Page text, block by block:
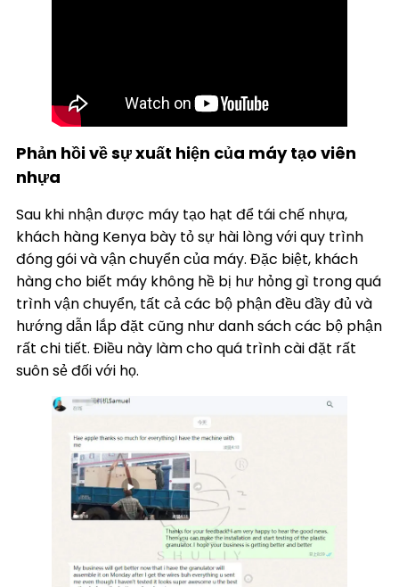
Phản hồi về sự xuất hiện của máy tạo viên
nhựa
Sau khi nhận được máy tạo hạt để tái chế nhựa,
khách hàng Kenya bày tỏ sự hài lòng với quy trình
đóng gói và vận chuyển của máy. Đặc biệt, khách
hàng cho biết máy không hề bị hư hỏng gì trong quá
trình vận chuyển, tất cả các bộ phận đều đầy đủ và
hướng dẫn lắp đặt cũng như danh sách các bộ phận
rất chi tiết. Điều này làm cho quá trình cài đặt rất
suôn sẻ đối với họ.